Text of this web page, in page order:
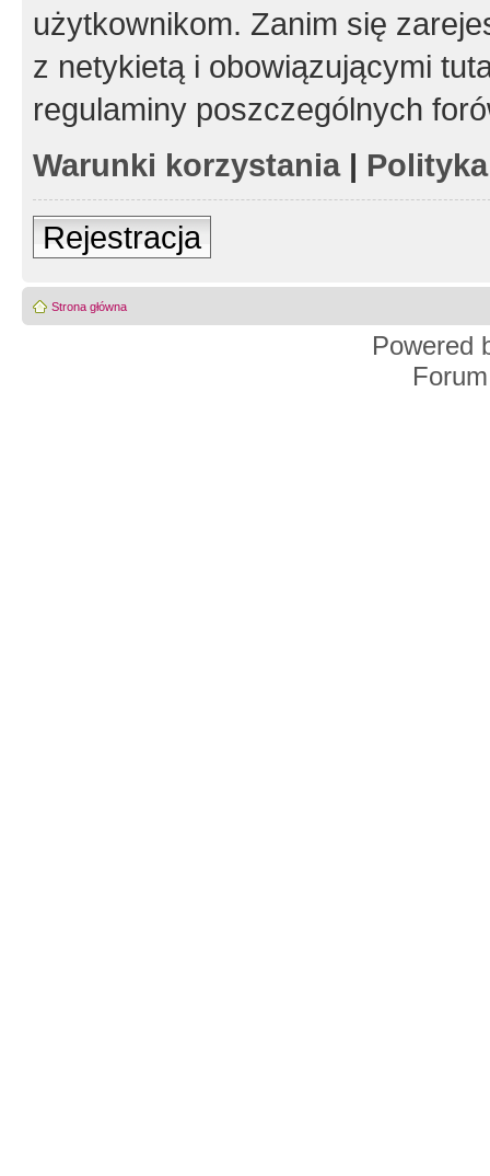
użytkownikom. Zanim się
z netykietą i obowiązującymi
regulaminy poszczególnych
Warunki korzystania|
Rejestracja
Strona główna
Powered